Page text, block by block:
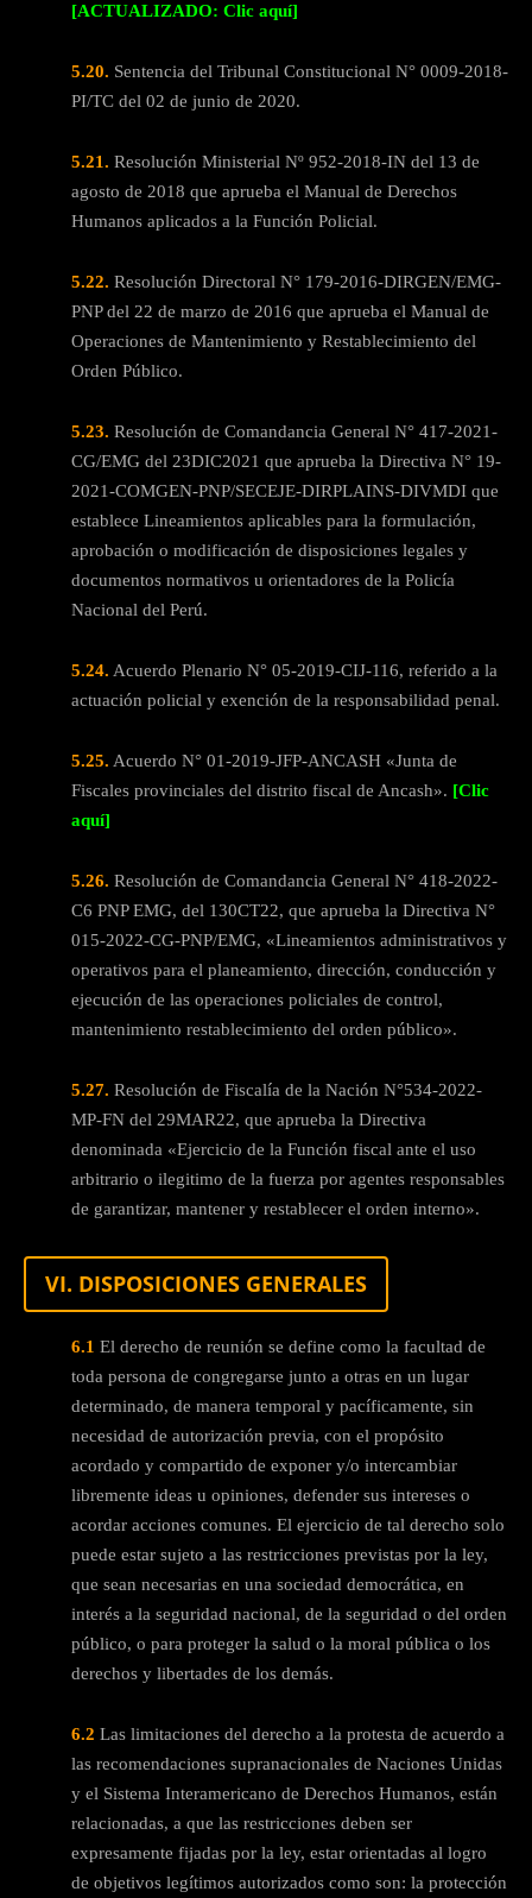
[ACTUALIZADO: Clic aquí]
5.20. Sentencia del Tribunal Constitucional N° 0009-2018-
PI/TC del 02 de junio de 2020.
5.21. Resolución Ministerial Nº 952-2018-IN del 13 de
agosto de 2018 que aprueba el Manual de Derechos
Humanos aplicados a la Función Policial.
5.22. Resolución Directoral N° 179-2016-DIRGEN/EMG-
PNP del 22 de marzo de 2016 que aprueba el Manual de
Operaciones de Mantenimiento y Restablecimiento del
Orden Público.
5.23. Resolución de Comandancia General N° 417-2021-
CG/EMG del 23DIC2021 que aprueba la Directiva N° 19-
2021-COMGEN-PNP/SECEJE-DIRPLAINS-DIVMDI que
establece Lineamientos aplicables para la formulación,
aprobación o modificación de disposiciones legales y
documentos normativos u orientadores de la Policía
Nacional del Perú.
5.24. Acuerdo Plenario N° 05-2019-CIJ-116, referido a la
actuación policial y exención de la responsabilidad penal.
5.25. Acuerdo N° 01-2019-JFP-ANCASH «Junta de
Fiscales provinciales del distrito fiscal de Ancash». [Clic
aquí]
5.26. Resolución de Comandancia General N° 418-2022-
C6 PNP EMG, del 130CT22, que aprueba la Directiva N°
015-2022-CG-PNP/EMG, «Lineamientos administrativos y
operativos para el planeamiento, dirección, conducción y
ejecución de las operaciones policiales de control,
mantenimiento restablecimiento del orden público».
5.27. Resolución de Fiscalía de la Nación N°534-2022-
MP-FN del 29MAR22, que aprueba la Directiva
denominada «Ejercicio de la Función fiscal ante el uso
arbitrario o ilegitimo de la fuerza por agentes responsables
de garantizar, mantener y restablecer el orden interno».
VI. DISPOSICIONES GENERALES
6.1 El derecho de reunión se define como la facultad de
toda persona de congregarse junto a otras en un lugar
determinado, de manera temporal y pacíficamente, sin
necesidad de autorización previa, con el propósito
acordado y compartido de exponer y/o intercambiar
libremente ideas u opiniones, defender sus intereses o
acordar acciones comunes. El ejercicio de tal derecho solo
puede estar sujeto a las restricciones previstas por la ley,
que sean necesarias en una sociedad democrática, en
interés a la seguridad nacional, de la seguridad o del orden
público, o para proteger la salud o la moral pública o los
derechos y libertades de los demás.
6.2 Las limitaciones del derecho a la protesta de acuerdo a
las recomendaciones supranacionales de Naciones Unidas
y el Sistema Interamericano de Derechos Humanos, están
relacionadas, a que las restricciones deben ser
expresamente fijadas por la ley, estar orientadas al logro
de objetivos legítimos autorizados como son: la protección